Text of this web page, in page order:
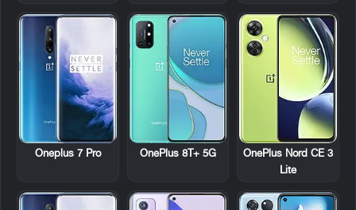
OnePlus Nord CE 3
Lite
OnePlus 8T+ 5G
Oneplus 7 Pro